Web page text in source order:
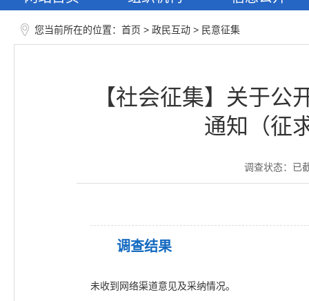
您当前所在的位置： 首页 > 政民互动 > 民意征集
【社会征集】关于
通知（征
调查状态： 已
调查结果
未收到网络渠道意见及采纳情况。